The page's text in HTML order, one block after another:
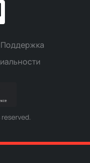
Поддержка
reserved.